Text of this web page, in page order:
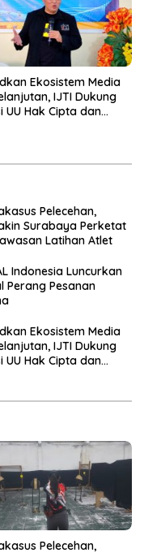
Ekosistem Media
IJTI Dukung
UU Hak Cipta dan
Pelecehan,
Surabaya Perketat
Latihan Atlet
Indonesia Luncurkan
Perang Pesanan
Ekosistem Media
IJTI Dukung
UU Hak Cipta dan
Pelecehan,